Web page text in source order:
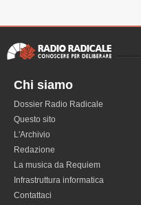
Chi siamo
Dossier Radio Radicale
Questo sito
L'Archivio
Redazione
La musica da Requiem
Infrastruttura informatica
Contattaci